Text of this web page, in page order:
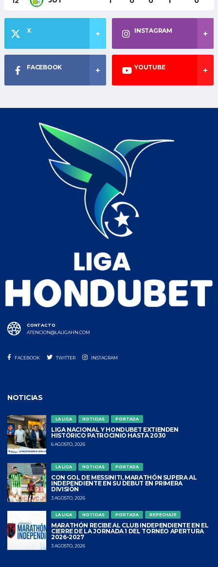
X INSTAGRAM
FACEBOOK YOUTUBE
CONTACTO
ATENCION@LALIGAHN.COM
FACEBOOK TWITTER INSTAGRAM
NOTICIAS
LA LIGA NOTICIAS PORTADA
LIGA NACIONAL Y HONDUBET EXTIENDEN
HISTÓRICO PATROCINIO HASTA 2030
6 AGOSTO, 2026
LA LIGA NOTICIAS PORTADA
CON GOL DE MESSINITI, MARATHÓN SUPERA AL
INDEPENDIENTE EN SU DEBUT EN PRIMERA
DIVISIÓN
3 AGOSTO, 2026
LA LIGA NOTICIAS PORTADA REPECHAJE
MARATHÓN RECIBE AL CLUB INDEPENDIENTE EN EL
CIERRE DE LA JORNADA 1 DEL TORNEO APERTURA
2026-2027
3 AGOSTO, 2026